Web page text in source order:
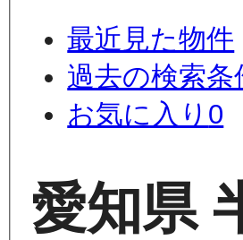
最近見た物件
過去の検索条
お気に入り 0
愛知県